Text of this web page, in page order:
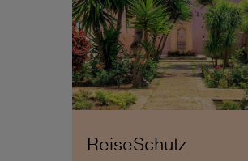
ReiseSchutz